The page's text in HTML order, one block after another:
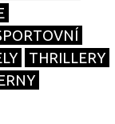
THRILLERY